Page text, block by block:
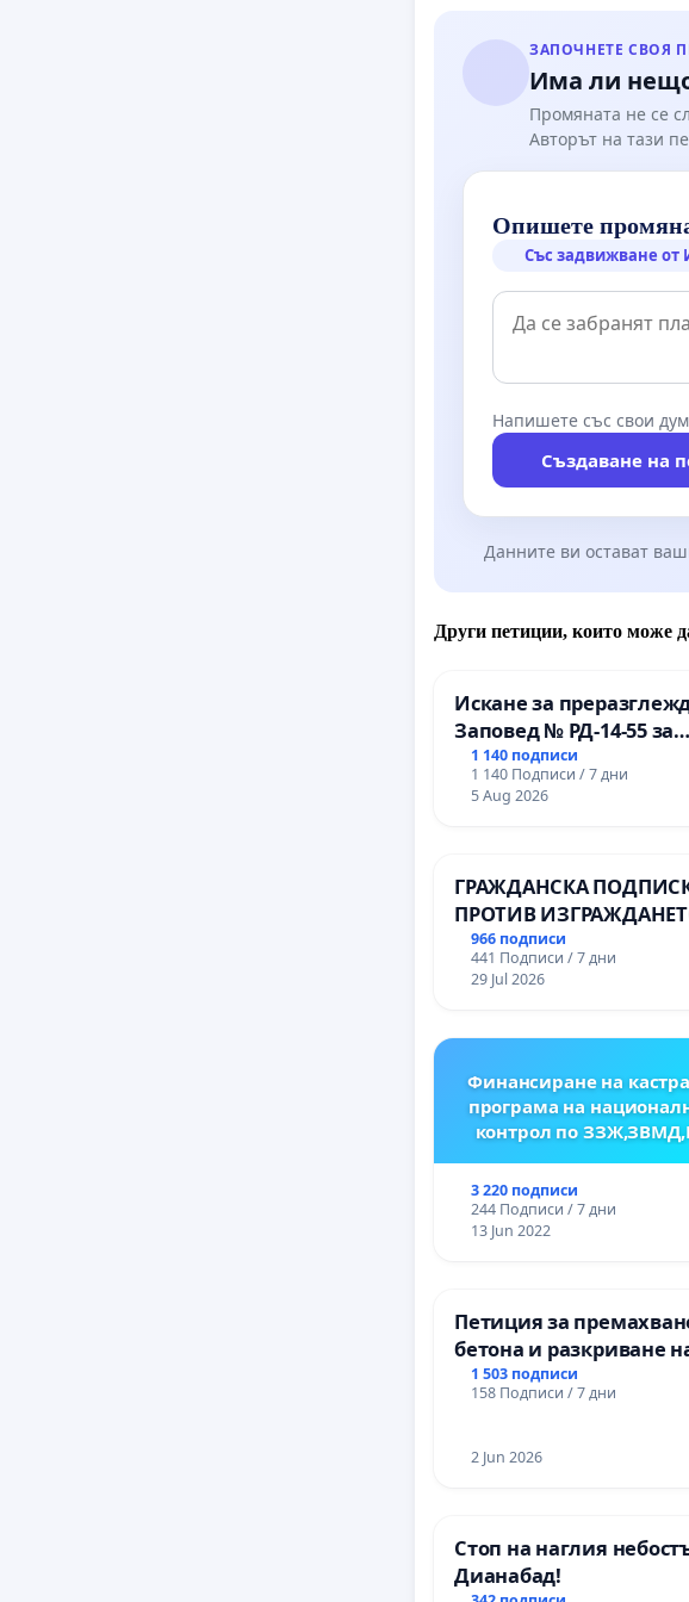
ЗАПОЧНЕТЕ СВОЯ
Има ли
Промяната не се
Авторът на тази
Опишете
Със задвижване от
Напишете със свои
Създаване на
Данните ви остават
Други петиции, които може
Искане за
Заповед № РД-14-55 за
вливането на
Професионалната
промишлени
гр. Пазарджик
1 140 подписи
1 140 Подписи / 7 дни
5 Aug 2026
ГРАЖДАНСКА
ПРОТИВ
ВЪЖЕНА ЛИНИЯ (ЛИФТ)
ТЕРИТОРИЯТА НА
ЗАБЕЛЕЖИТЕЛНОСТ
966 подписи
441 Подписи / 7 дни
29 Jul 2026
Финансиране на
програма на
контрол по
3 220 подписи
244 Подписи / 7 дни
13 Jun 2022
Петиция за
бетона и разкриване
античното сърце на
Могиланската могила
1 503 подписи
158 Подписи / 7 дни
2 Jun 2026
Стоп на наглия
Дианабад!